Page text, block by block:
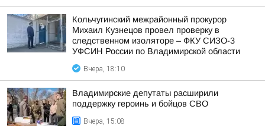
Кольчугинский межрайонный прокурор
Михаил Кузнецов провел проверку в
следственном изоляторе – ФКУ СИЗО-3
УФСИН России по Владимирской области
Вчера, 18:10
Владимирские депутаты расширили
поддержку героинь и бойцов СВО
Вчера, 15:08